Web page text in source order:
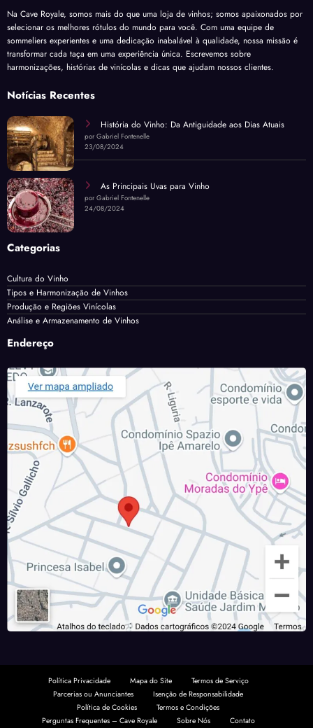
Na Cave Royale, somos mais do que uma loja de vinhos; somos apaixonados por
selecionar os melhores rótulos do mundo para você. Com uma equipe de
sommeliers experientes e uma dedicação inabalável à qualidade, nossa missão é
transformar cada taça em uma experiência única. Escrevemos sobre
harmonizações, histórias de vinícolas e dicas que ajudam nossos clientes.
Notícias Recentes
História do Vinho: Da Antiguidade aos Dias Atuais
por Gabriel Fontenelle
23/08/2024
As Principais Uvas para Vinho
por Gabriel Fontenelle
24/08/2024
Categorias
Cultura do Vinho
Tipos e Harmonização de Vinhos
Produção e Regiões Vinícolas
Análise e Armazenamento de Vinhos
Endereço
Política Privacidade Mapa do Site
Termos de Serviço
Parcerias ou Anunciantes
Isenção de Responsabilidade
Política de Cookies
Termos e Condições
Perguntas Frequentes – Cave Royale
Sobre Nós Contato